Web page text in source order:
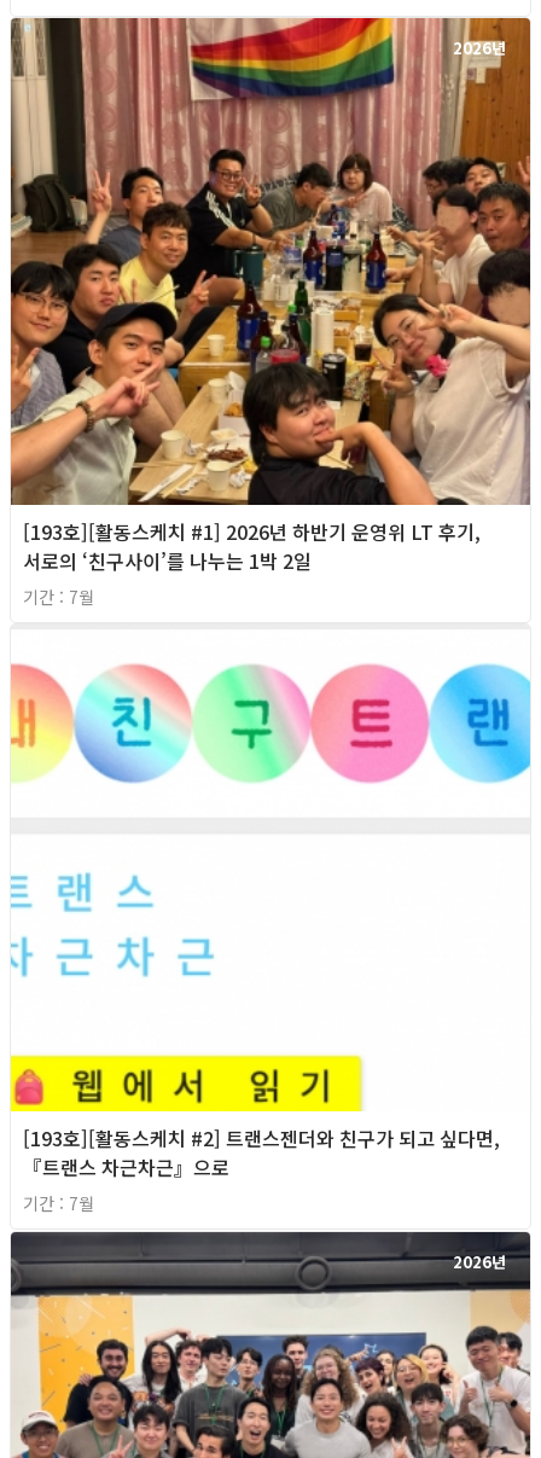
2026년
[193호][활동스케치 #1] 2026년 하반기 운영위 LT 후기,
서로의 ‘친구사이’를 나누는 1박 2일
기간 : 7월
[193호][활동스케치 #2] 트랜스젠더와 친구가 되고 싶다면,
『트랜스 차근차근』으로
기간 : 7월
2026년